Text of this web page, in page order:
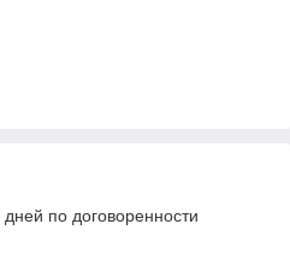
по договоренности